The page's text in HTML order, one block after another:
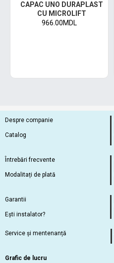
CAPAC UNO DURAPLAST
CU MICROLIFT
966.00MDL
Despre companie
Catalog
Întrebări frecvente
Modalitați de plată
Garantii
Ești instalator?
Service și mentenanță
Grafic de lucru